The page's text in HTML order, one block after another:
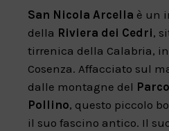
San Nicola Arcella è un
della Riviera dei Cedri,
tirrenica della Calabria,
Cosenza. Affacciato sul
dalle montagne del
Pollino, questo piccolo
il suo fascino antico. Il